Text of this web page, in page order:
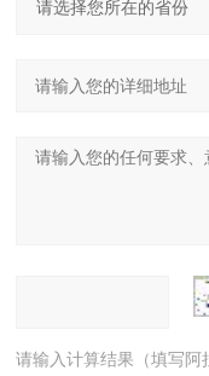
请输入计算结果（填写阿